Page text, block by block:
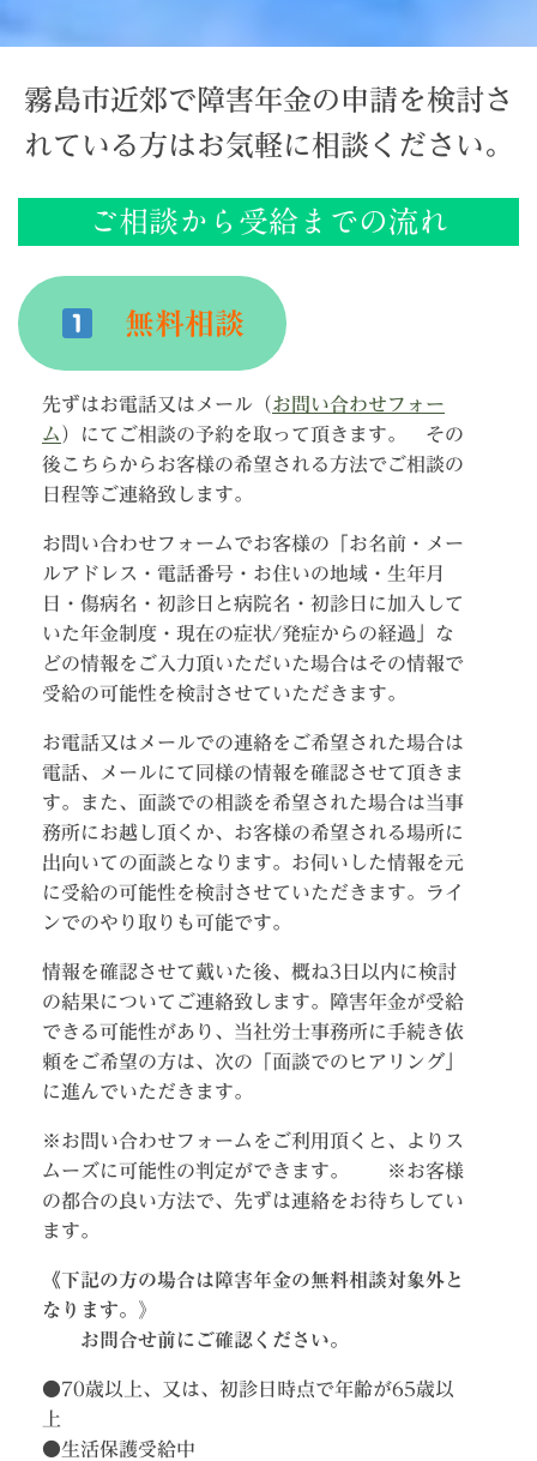
霧島市近郊で障害年金の申請を検討さ
れている方はお気軽に相談ください。
ご相談から受給までの流れ
無料相談
先ずはお電話又はメール（お問い合わせフォー
ム ）にてご相談の予約を取って頂きます。 その
後こちらからお客様の希望される方法でご相談の
日程等ご連絡致します。
お問い合わせフォームでお客様の「お名前・メー
ルアドレス・電話番号・お住いの地域・生年月
日・傷病名・初診日と病院名・初診日に加入して
いた年金制度・現在の症状/発症からの経過」な
どの情報をご入力頂いただいた場合はその情報で
受給の可能性を検討させていただきます。
お電話又はメールでの連絡をご希望された場合は
電話、メールにて同様の情報を確認させて頂きま
す。また、面談での相談を希望された場合は当事
務所にお越し頂くか、お客様の希望される場所に
出向いての面談となります。お伺いした情報を元
に受給の可能性を検討させていただきます。ライ
ンでのやり取りも可能です。
情報を確認させて戴いた後、概ね3日以内に検討
の結果についてご連絡致します。障害年金が受給
できる可能性があり、当社労士事務所に手続き依
頼をご希望の方は、次の「面談でのヒアリング」
に進んでいただきます。
※お問い合わせフォームをご利用頂くと、よりス
ムーズに可能性の判定ができます。 ※お客様
の都合の良い方法で、先ずは連絡をお待ちしてい
ます。
《下記の方の場合は障害年金の無料相談対象外と
なります。》
お問合せ前にご確認ください。
●70歳以上、又は、初診日時点で年齢が65歳以
上
●生活保護受給中